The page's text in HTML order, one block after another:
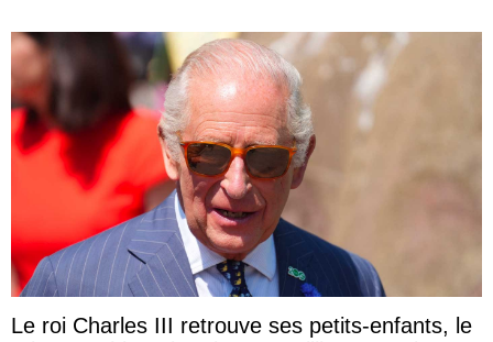
Le roi Charles III retrouve ses petits-enfants, le